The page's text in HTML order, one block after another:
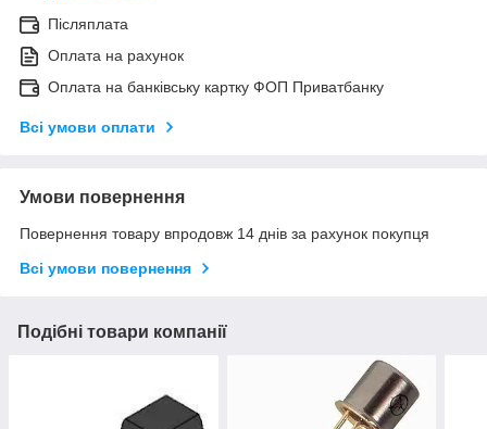
Післяплата
Оплата на рахунок
Оплата на банківську картку ФОП Приватбанку
Всі умови оплати
Умови повернення
Повернення товару впродовж 14 днів за рахунок покупця
Всі умови повернення
Подібні товари компанії